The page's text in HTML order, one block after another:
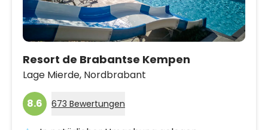
Resort de Brabantse Kempen
Lage Mierde, Nordbrabant
8.6 673 Bewertungen